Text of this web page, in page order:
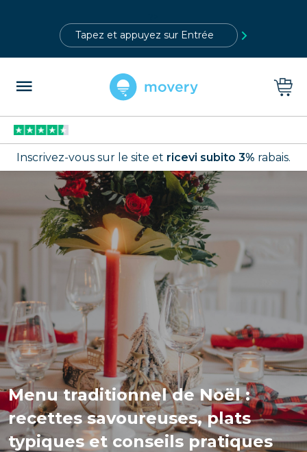
Inscrivez-vous sur le site et ricevi subito 3% rabais.
Menu traditionnel de Noël :
recettes savoureuses, plats
typiques et conseils pratiques